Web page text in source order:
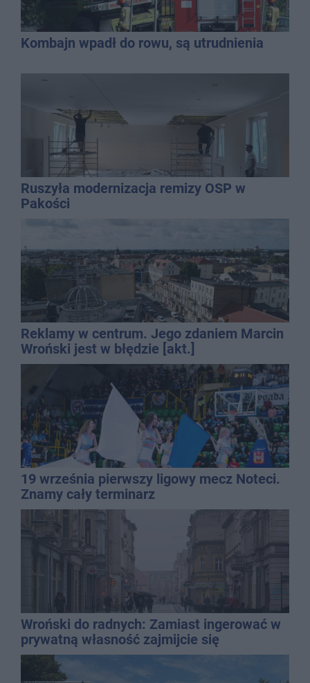
Kombajn wpadł do rowu, są utrudnienia
Ruszyła modernizacja remizy OSP w
Pakości
Reklamy w centrum. Jego zdaniem Marcin
Wroński jest w błędzie [akt.]
19 września pierwszy ligowy mecz Noteci.
Znamy cały terminarz
Wroński do radnych: Zamiast ingerować w
prywatną własność zajmijcie się
gospodarką